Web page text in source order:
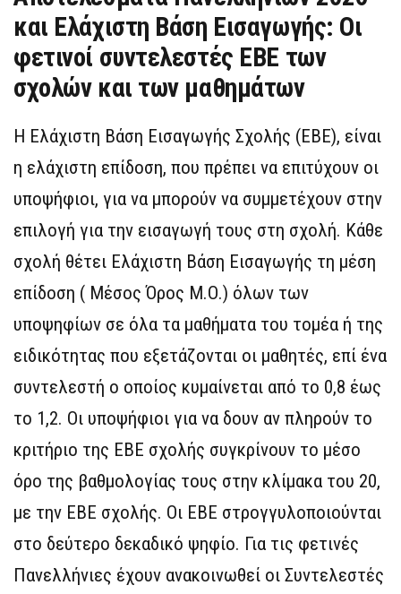
και Ελάχιστη Βάση Εισαγωγής: Οι
φετινοί συντελεστές ΕΒΕ των
σχολών και των μαθημάτων
Η Ελάχιστη Βάση Εισαγωγής Σχολής (ΕΒΕ), είναι
η ελάχιστη επίδοση, που πρέπει να επιτύχουν οι
υποψήφιοι, για να μπορούν να συμμετέχουν στην
επιλογή για την εισαγωγή τους στη σχολή. Κάθε
σχολή θέτει Ελάχιστη Βάση Εισαγωγής τη μέση
επίδοση ( Μέσος Όρος Μ.Ο.) όλων των
υποψηφίων σε όλα τα μαθήματα του τομέα ή της
ειδικότητας που εξετάζονται οι μαθητές, επί ένα
συντελεστή ο οποίος κυμαίνεται από το 0,8 έως
το 1,2. Οι υποψήφιοι για να δουν αν πληρούν το
κριτήριο της ΕΒΕ σχολής συγκρίνουν το μέσο
όρο της βαθμολογίας τους στην κλίμακα του 20,
με την ΕΒΕ σχολής. Οι ΕΒΕ στρογγυλοποιούνται
στο δεύτερο δεκαδικό ψηφίο. Για τις φετινές
Πανελλήνιες έχουν ανακοινωθεί οι Συντελεστές